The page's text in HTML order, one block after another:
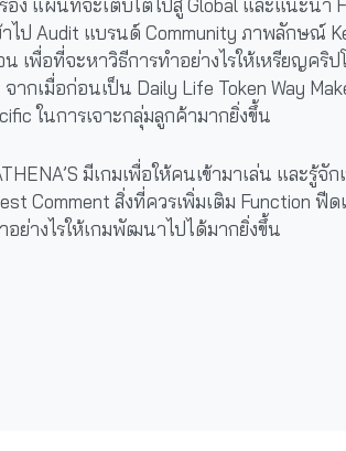
อง แผนที่จะเติบโตไปสู่ Global และแนะนำ
าไป Audit แบรนด์ Community ภาพลักษณ์
น เพื่อที่จะหาวิธีการทำอย่างไรให้เหรียญคริ
ากเมื่อก่อนเป็น Daily Life Token Way
ในการเจาะกลุ่มลูกค้ามากยิ่งขึ้น
มีเกมเพื่อให้คนเข้ามาเล่น และรู้จั
Comment สิ่งที่ควรเพิ่มเติม Function ฟี
ย่างไรให้เกมพัฒนาไปได้มากยิ่งขึ้น